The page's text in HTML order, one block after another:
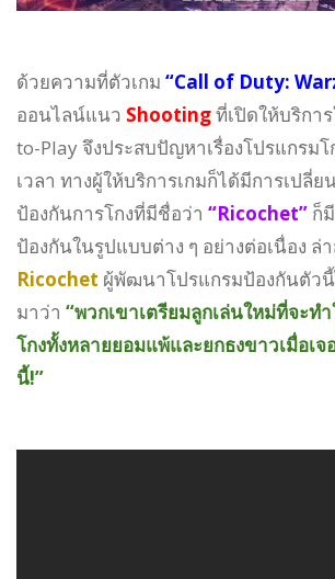
ด้วยความที่ตัวเกม “Call of Duty:
ออนไลน์แนว Shootingที่เปิดให้บริกา
to-Play จึงประสบปัญหาเรื่องโปรแกรมโ
เวลา ทางผู้ให้บริการเกมก็ได้มีการเปลี่
ป้องกันการโกงที่มีชื่อว่า “Ricochet” ก็
ป้องกันในรูปแบบต่าง ๆ อย่างต่อเนื่อง ล่
Ricochet ผู้พัฒนาโปรแกรมป้องกันตัว
มาว่า “พวกเขาเตรียมลูกเล่นใหม่ที่จะท
โกงทั้งหลายยอมแพ้และยกธงขาวเมื่อเ
นี้!”